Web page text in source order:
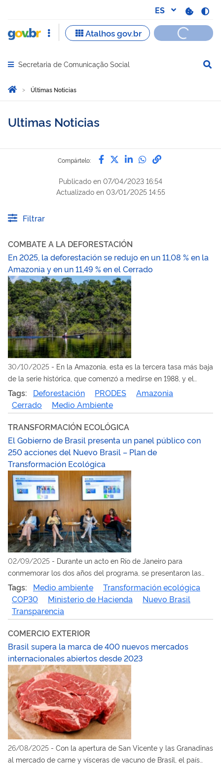
Abrir menu principal de navegação
Secretaria de Comunicação Social
Você está aqui:
InicioÚltimas Noticias
Ultimas Noticias
Compártelo: Compártelo por Facebook
Compártelo por Twitter
Compártelo por
Compártelo por
Enlace para
Publicado en 07/04/2023 16:54
Actualizado en 03/01/2025 14:55
Filtrar
COMBATE A LA DEFORESTACIÓN
En 2025, la deforestación se redujo en un 11,08 % en la
Amazonia y en un 11,49 % en el Cerrado
30/10/2025 - En la Amazonia, esta es la tercera tasa más baja
de la serie histórica, que comenzó a medirse en 1988, y el
tercer año consecutivo de reducción desde el inicio del
Gobierno del presidente Lula, que acumula un descenso del
50 % de la deforestación en este bioma en 2025 con respecto
a 2022
Tags: Deforestación PRODES
Amazonia
Cerrado
Medio Ambiente
TRANSFORMACIÓN ECOLÓGICA
El Gobierno de Brasil presenta un panel público con
250 acciones del Nuevo Brasil – Plan de
Transformación Ecológica
02/09/2025 - Durante un acto en Río de Janeiro para
conmemorar los dos años del programa, se presentaron las
acciones llevadas a cabo y se expusieron las prioridades del
Ministerio de Hacienda para la COP30
Tags: Medio ambiente
Transformación ecológica
COP30
Ministerio de Hacienda
Nuevo Brasil
Transparencia
COMERCIO EXTERIOR
Brasil supera la marca de 400 nuevos mercados
internacionales abiertos desde 2023
26/08/2025 - Con la apertura de San Vicente y las Granadinas
al mercado de carne y vísceras de vacuno de Brasil, el país